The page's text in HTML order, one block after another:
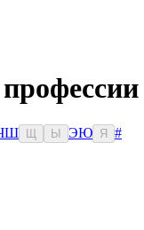
Ш Ы ЭЮ Я
#